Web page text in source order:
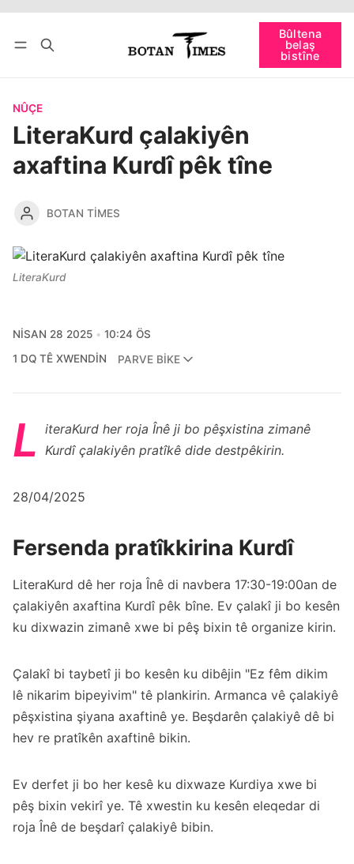
Bûltena
belaş
bistîne
bişopîne
NÛÇE
LiteraKurd çalakiyên
axaftina Kurdî pêk tîne
BOTAN TIMES
LiteraKurd
NISAN 28 2025
10:24 ÖS
1 DQ TÊ XWENDIN
PARVE BIKE
L iteraKurd her roja Înê ji bo pêşxistina zimanê
Kurdî çalakiyên pratîkê dide destpêkirin.
28/04/2025
Fersenda pratîkkirina Kurdî
LiteraKurd dê her roja Înê di navbera 17:30-19:00an de
çalakiyên axaftina Kurdî pêk bîne. Ev çalakî ji bo kesên
ku dixwazin zimanê xwe bi pêş bixin tê organize kirin.
Çalakî bi taybetî ji bo kesên ku dibêjin "Ez fêm dikim
lê nikarim bipeyivim" tê plankirin. Armanca vê çalakiyê
pêşxistina şiyana axaftinê ye. Beşdarên çalakiyê dê bi
hev re pratîkên axaftinê bikin.
Ev derfet ji bo her kesê ku dixwaze Kurdiya xwe bi
pêş bixin vekirî ye. Tê xwestin ku kesên eleqedar di
roja Înê de beşdarî çalakiyê bibin.